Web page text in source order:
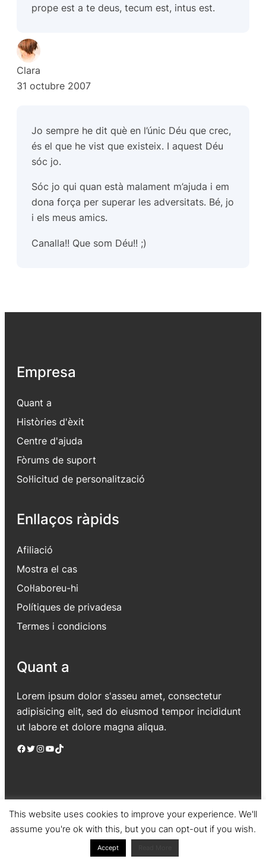
prope est a te deus, tecum est, intus est.
Clara
31 octubre 2007
Jo sempre he dit què en l’únic Déu que crec,
és el que he vist que existeix. I aquest Déu
sóc jo.
Sóc jo qui quan està malament m’ajuda i em
dona força per superar les adversitats. Bé, jo
i els meus amics.
Canalla!! Que som Déu!! ;)
Empresa
Quant a
Històries d'èxit
Centre d'ajuda
Fòrums de suport
Sol·licitud de personalització
Enllaços ràpids
Afiliació
Mostra el cas
Col·laboreu-hi
Polítiques de privadesa
Termes i condicions
Quant a
Lorem ipsum dolor s'asseu amet, consectetur
adipisicing elit, sed do eiusmod tempor incididunt
ut labore et dolore magna aliqua.
Facebook Twitter Instagram YouTube TikTok
Jadro |Powered by WordPress
This website uses cookies to improve your experience. We'll
assume you're ok with this, but you can opt-out if you wish.
Accept